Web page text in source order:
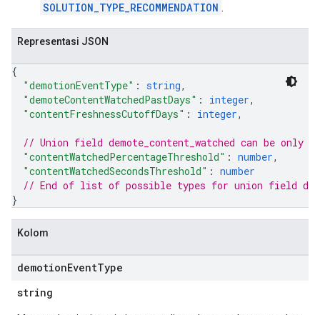
SOLUTION_TYPE_RECOMMENDATION .
Representasi JSON
{
"demotionEventType" : string,
"demoteContentWatchedPastDays" : integer,
"contentFreshnessCutoffDays" : integer,
// Union field demote_content_watched can be only
"contentWatchedPercentageThreshold" : number,
"contentWatchedSecondsThreshold" : number
// End of list of possible types for union field
}
Kolom
demotionEventType
string